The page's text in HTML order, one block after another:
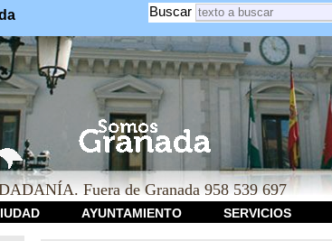
Buscar
Fuera de Granada 958 539 697
AYUNTAMIENTO SERVICIOS